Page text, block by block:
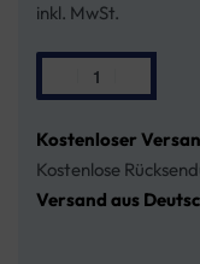
inkl. MwSt.
Kostenloser
Kostenlose
Versand aus